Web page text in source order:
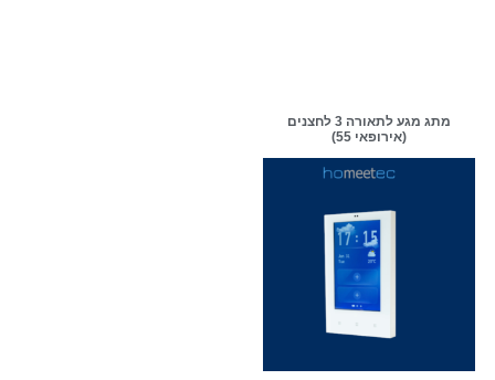
מתג מגע לתאורה 3 לחצנים
(אירופאי 55)